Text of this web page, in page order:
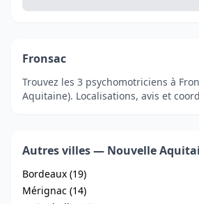
Fronsac
Trouvez les 3 psychomotriciens à
Aquitaine). Localisations, avis et
Autres villes — Nouvelle
Bordeaux (19)
Mérignac (14)